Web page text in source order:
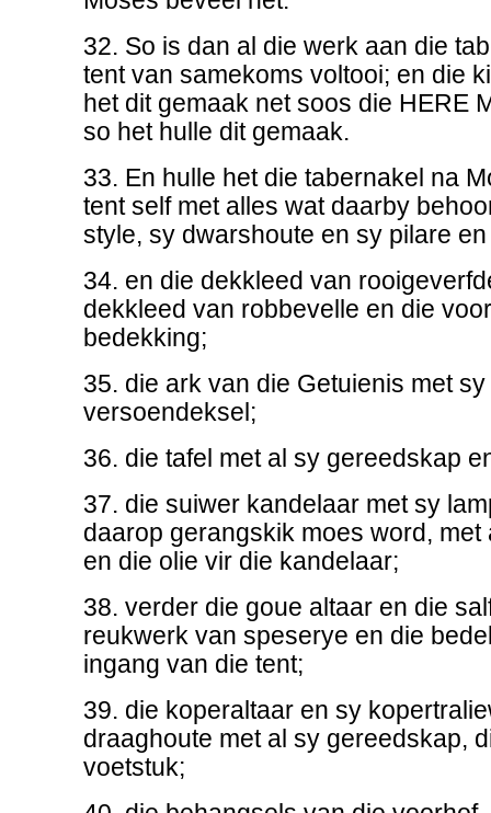
32. So is dan al die werk aan die
tent van samekoms voltooi; en die
het dit gemaak net soos die HERE
so het hulle dit gemaak.
33. En hulle het die tabernakel na
tent self met alles wat daarby
style, sy dwarshoute en sy pilare
34. en die dekkleed van
dekkleed van robbevelle en die
bedekking;
35. die ark van die Getuienis met
versoendeksel;
36. die tafel met al sy gereedskap
37. die suiwer kandelaar met sy
daarop gerangskik moes word,
en die olie vir die kandelaar;
38. verder die goue altaar en die
reukwerk van speserye en die
ingang van die tent;
39. die koperaltaar en sy
draaghoute met al sy gereedskap,
voetstuk;